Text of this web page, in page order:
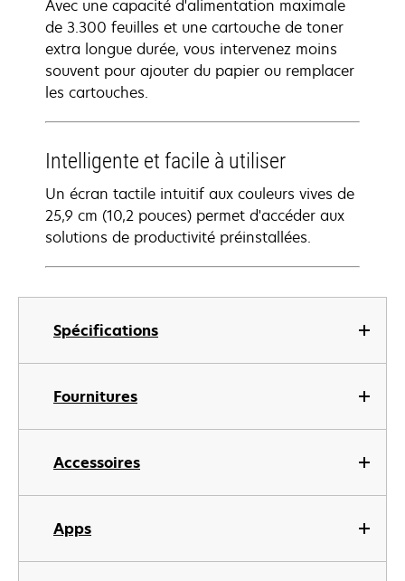
Spécifications
Fournitures
Accessoires
Apps
Avec une capacité d'alimentation maximale
de 3.300 feuilles et une cartouche de toner
extra longue durée, vous intervenez moins
souvent pour ajouter du papier ou remplacer
les cartouches.
Intelligente et facile à utiliser
Un écran tactile intuitif aux couleurs vives de
25,9 cm (10,2 pouces) permet d'accéder aux
solutions de productivité préinstallées.